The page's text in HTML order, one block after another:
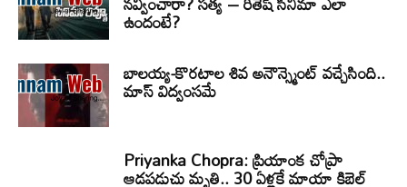
ఉందంటే?
బాలయ్య-కొరటాల శివ అనౌన్స్మెంట్ వచ్చేసింది..
మాస్ విద్వంసమే
Priyanka Chopra: ప్రియాంక చోప్రా
ఆడపడుచు మృతి.. 30 ఏళ్లకే మాయా కిబెల్